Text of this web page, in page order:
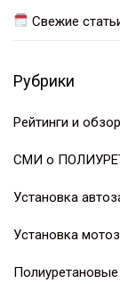
Свежие
Рубрики
Рейтинги и
СМИ о
Установка
Установка